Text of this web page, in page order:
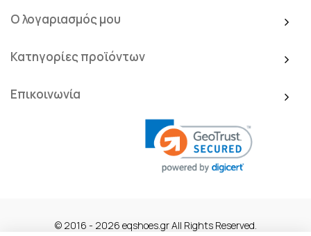
Ο λογαριασμός μου
Κατηγορίες προϊόντων
Επικοινωνία
© 2016 - 2026 eqshoes.gr All Rights Reserved.